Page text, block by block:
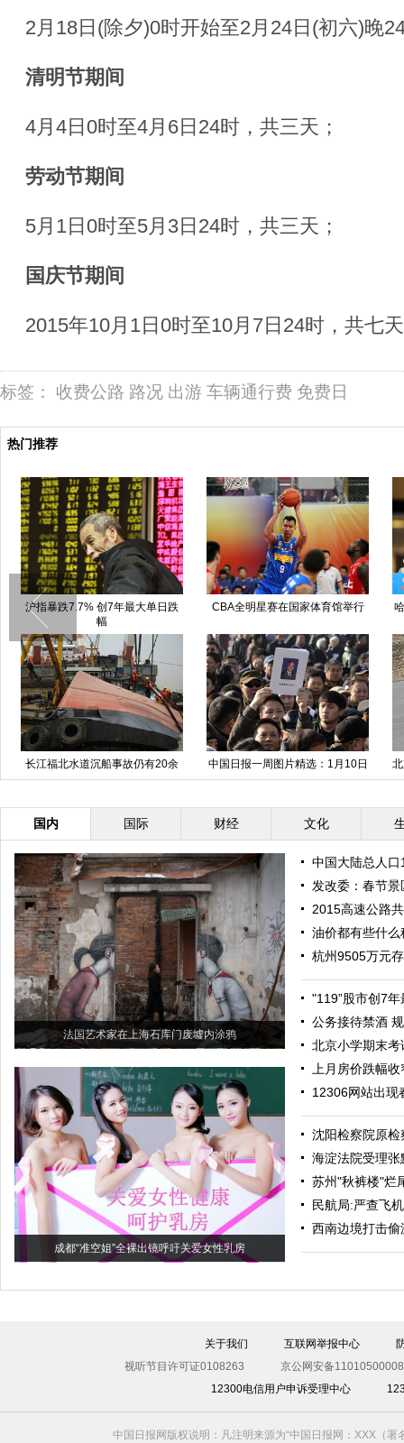
2月18日(除夕)0时开始至2月24日(初六)晚
清明节期间
4月4日0时至4月6日24时，共三天；
劳动节期间
5月1日0时至5月3日24时，共三天；
国庆节期间
2015年10月1日0时至10月7日24时，共七
标签： 收费公路 路况 出游 车辆通行费 免费日
热门推荐
沪指暴跌7.7% 创7年最大单日跌
幅
CBA全明星赛在国家体育馆举行
长江福北水道沉船事故仍有20余
人失踪
中国日报一周图片精选：1月10日
—16日
国内 国际 财经 文化
法国艺术家在上海石库门废墟内涂鸦
成都“准空姐”全裸出镜呼吁关爱女性乳房
中国大陆总人
发改委：春节
2015高速公路
油价都有些什
杭州9505万元
"119”股市创7
公务接待禁酒
北京小学期末
上月房价跌幅
12306网站出现
沈阳检察院原
海淀法院受理
苏州"秋裤楼"烂
民航局:严查飞
西南边境打击
关于我们 互联网举报中心
视听节目许可证0108263
京公网安备
12300电信用户申诉受理中心
中国日报网版权说明：凡注明来源为“中国日报网：XXX（